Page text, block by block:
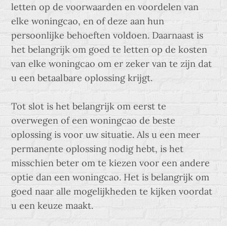
letten op de voorwaarden en voordelen van
elke woningcao, en of deze aan hun
persoonlijke behoeften voldoen. Daarnaast is
het belangrijk om goed te letten op de kosten
van elke woningcao om er zeker van te zijn dat
u een betaalbare oplossing krijgt.
Tot slot is het belangrijk om eerst te
overwegen of een woningcao de beste
oplossing is voor uw situatie. Als u een meer
permanente oplossing nodig hebt, is het
misschien beter om te kiezen voor een andere
optie dan een woningcao. Het is belangrijk om
goed naar alle mogelijkheden te kijken voordat
u een keuze maakt.